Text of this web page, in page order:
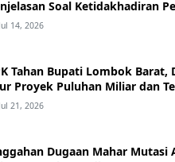
Soal Ketidakhadiran
Akad Nikah Mualaf
Jul 14, 2026
Tahan Bupati Lombok Barat,
Proyek Puluhan Miliar dan
hingga Uang Tunai
Jul 21, 2026
Dugaan Mahar Mutasi